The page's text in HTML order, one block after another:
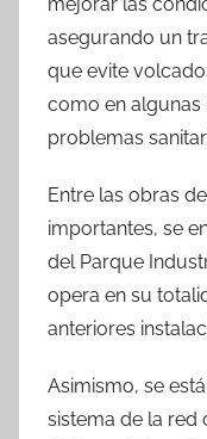
asegurando un
que evite
como en
problemas
Entre las obras
importantes, se
del Parque
opera en su
anteriores
Asimismo, se
sistema de la red